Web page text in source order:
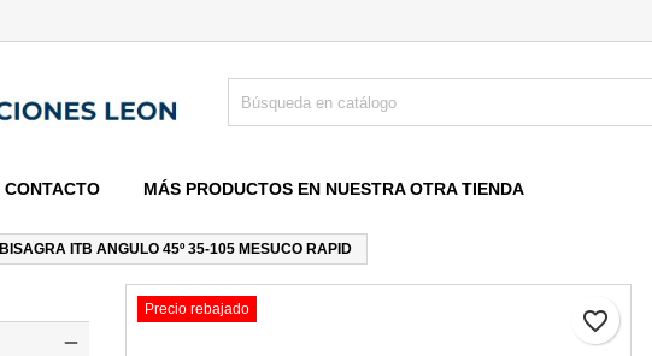
CONTACTO MÁS PRODUCTOS EN NUESTRA OTRA TIENDA
BISAGRA ITB ANGULO 45º 35-105 MESUCO RAPID
favorite_border
Precio rebajado